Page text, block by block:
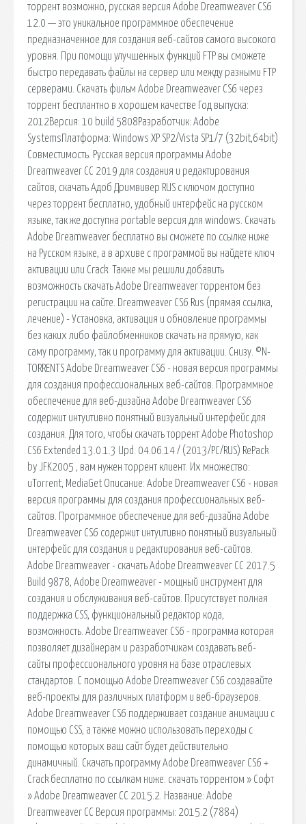
торрент возможно, русская версия Adobe Dreamweaver CS6
12.0 — это уникальное программное обеспечение
предназначенное для создания веб-сайтов самого высокого
уровня. При помощи улучшенных функций FTP вы сможете
быстро передавать файлы на сервер или между разными FTP
серверами. Скачать фильм Adobe Dreamweaver CS6 через
торрент бесплантно в хорошем качестве Год выпуска:
2012Версия: 10 build 5808Разработчик: Adobe
SystemsПлатформа: Windows XP SP2/Vista SP1/7 (32bit,64bit)
Совместимость. Русская версия программы Adobe
Dreamweaver CC 2019 для создания и редактирования
сайтов, скачать Адоб Дримвивер RUS с ключом доступно
через торрент бесплатно, удобный интерфейс на русском
языке, так же доступна portable версия для windows. Скачать
Adobe Dreamweaver бесплатно вы сможете по ссылке ниже
на Русском языке, а в архиве с программой вы найдете ключ
активации или Crack. Также мы решили добавить
возможность скачать Adobe Dreamweaver торрентом без
регистрации на сайте. Dreamweaver CS6 Rus (прямая ссылка,
лечение) - Установка, активация и обновление программы
без каких либо файлобменников скачать на прямую, как
саму программу, так и программу для активации. Снизу. ©N-
TORRENTS Adobe Dreamweaver CS6 - новая версия программы
для создания профессиональных веб-сайтов. Программное
обеспечение для веб-дизайна Adobe Dreamweaver CS6
содержит интуитивно понятный визуальный интерфейс для
создания. Для того, чтобы скачать торрент Adobe Photoshop
CS6 Extended 13.0.1.3 Upd. 04.06.14 / (2013/РС/RUS) RePack
by JFK2005 , вам нужен торрент клиент. Их множество:
uTorrent, MediaGet Описание: Adobe Dreamweaver CS6 - новая
версия программы для создания профессиональных веб-
сайтов. Программное обеспечение для веб-дизайна Adobe
Dreamweaver CS6 содержит интуитивно понятный визуальный
интерфейс для создания и редактирования веб-сайтов.
Adobe Dreamweaver - скачать Adobe Dreamweaver CC 2017.5
Build 9878, Adobe Dreamweaver - мощный инструмент для
создания и обслуживания веб-сайтов. Присутствует полная
поддержка CSS, функциональный редактор кода,
возможность. Adobe Dreamweaver CS6 - программа которая
позволяет дизайнерам и разработчикам создавать веб-
сайты профессионального уровня на базе отраслевых
стандартов. С помощью Adobe Dreamweaver CS6 создавайте
веб-проекты для различных платформ и веб-браузеров.
Adobe Dreamweaver CS6 поддерживает создание анимации с
помощью CSS, а также можно использовать переходы с
помощью которых ваш сайт будет действительно
динамичный. Скачать программу Adobe Dreamweaver CS6 +
Crack бесплатно по ссылкам ниже. скачать торрентом » Софт
» Adobe Dreamweaver CC 2015.2. Название: Adobe
Dreamweaver CC Версия программы: 2015.2 (7884)